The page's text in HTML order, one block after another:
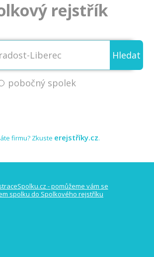
rejstřík
Hledat
pobočný spolek
firmu? Zkuste erejstříky.cz.